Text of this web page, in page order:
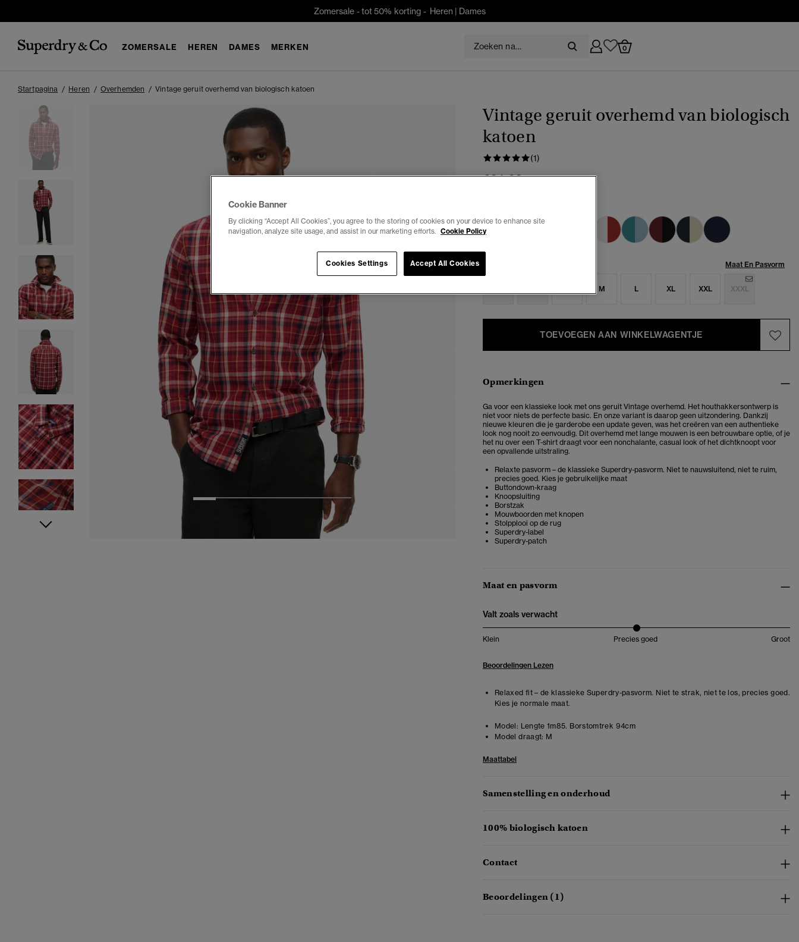
Zomersale - tot 50% korting - Heren | Dames
ZOMERSALE HEREN DAMES MERKEN 0
Startpagina Heren Overhemden Vintage geruit overhemd van biologisch katoen
Vintage geruit overhemd van biologisch
katoen
(1)
€64,99
geselecteerd
Maat En Pasvorm
M L XL XXL XXXL
TOEVOEGEN AAN WINKELWAGENTJE
Opmerkingen
Ga voor een klassieke look met ons geruit Vintage overhemd. Het houthakkersontwerp is
niet voor niets de perfecte basic. En onze variant is daarop geen uitzondering. Dankzij
nieuwe kleuren die je garderobe een update geven, was het creëren van een authentieke
look nog nooit zo eenvoudig. Dit overhemd met lange mouwen is een betrouwbare optie, of je
het nu over een T-shirt draagt voor een nonchalante, casual look of het dichtknoopt voor
een opvallende uitstraling.
Relaxte pasvorm – de klassieke Superdry-pasvorm. Niet te nauwsluitend, niet te ruim,
precies goed. Kies je gebruikelijke maat
Buttondown-kraag
Knoopsluiting
Borstzak
Mouwboorden met knopen
Stolpplooi op de rug
Superdry-label
Superdry-patch
Maat en pasvorm
Valt zoals verwacht
Klein Precies goed Groot
Beoordelingen Lezen
Relaxed fit – de klassieke Superdry-pasvorm. Niet te strak, niet te los, precies goed.
Kies je normale maat.
Model: Lengte 1m85. Borstomtrek 94cm
Model draagt: M
Maattabel
Samenstelling en onderhoud
100% biologisch katoen
Contact
Beoordelingen (1)
Cookie Banner
By clicking “Accept All Cookies”, you agree to the storing of cookies on your device to enhance site
navigation, analyze site usage, and assist in our marketing efforts. Cookie Policy
Cookies Settings Accept All Cookies